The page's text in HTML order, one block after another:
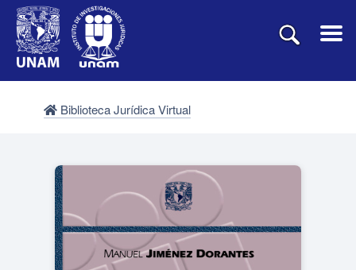
Biblioteca Jurídica Virtual